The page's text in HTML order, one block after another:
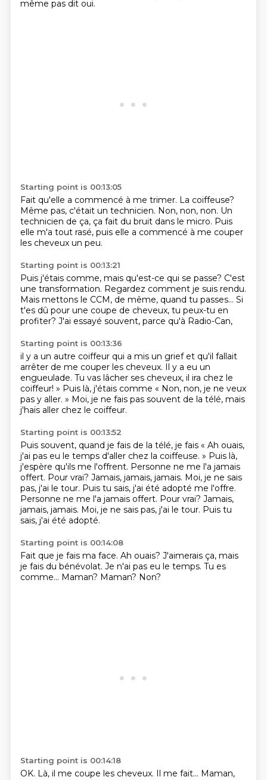
même pas dit oui.
Starting point is 00:13:05
Fait qu'elle a commencé à me trimer. La coiffeuse?
Même pas, c'était un technicien. Non, non, non. Un
technicien de ça, ça fait du bruit dans le micro. Puis
elle m'a tout rasé, puis elle a commencé à me couper
les cheveux un peu.
Starting point is 00:13:21
Puis j'étais comme, mais qu'est-ce qui se passe? C'est
une transformation. Regardez comment je suis rendu.
Mais mettons le CCM, de même, quand tu passes... Si
t'es dû pour une coupe de cheveux, tu peux-tu en
profiter? J'ai essayé souvent, parce qu'à Radio-Can,
Starting point is 00:13:36
il y a un autre coiffeur qui a mis un grief et qu'il fallait
arrêter de me couper les cheveux. Il y a eu un
engueulade. Tu vas lâcher ses cheveux, il ira chez le
coiffeur! » Puis là, j'étais comme « Non, non, je ne veux
pas y aller. » Moi, je ne fais pas souvent de la télé, mais
j'haïs aller chez le coiffeur.
Starting point is 00:13:52
Puis souvent, quand je fais de la télé, je fais « Ah ouais,
j'ai pas eu le temps d'aller chez la coiffeuse. » Puis là,
j'espère qu'ils me l'offrent. Personne ne me l'a jamais
offert. Pour vrai? Jamais, jamais, jamais. Moi, je ne sais
pas, j'ai le tour. Puis tu sais, j'ai été adopté me l'offre.
Personne ne me l'a jamais offert. Pour vrai? Jamais,
jamais, jamais. Moi, je ne sais pas, j'ai le tour. Puis tu
sais, j'ai été adopté.
Starting point is 00:14:08
Fait que je fais ma face. Ah ouais? J'aimerais ça, mais
je fais du bénévolat. Je n'ai pas eu le temps. Tu es
comme... Maman? Maman? Non?
Starting point is 00:14:18
OK. Là, il me coupe les cheveux. Il me fait... Maman,